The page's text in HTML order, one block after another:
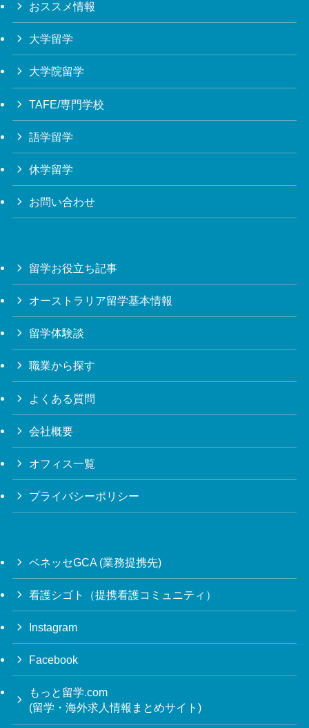
おススメ情報
大学留学
大学院留学
TAFE/専門学校
語学留学
休学留学
お問い合わせ
留学お役立ち記事
オーストラリア留学基本情報
留学体験談
職業から探す
よくある質問
会社概要
オフィス一覧
プライバシーポリシー
ベネッセGCA (業務提携先)
看護シゴト（提携看護コミュニティ）
Instagram
Facebook
もっと留学.com
(留学・海外求人情報まとめサイト)